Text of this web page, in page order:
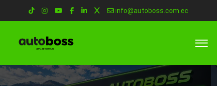
info@autoboss.com.ec